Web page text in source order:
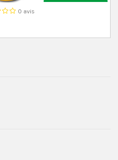
0 avis